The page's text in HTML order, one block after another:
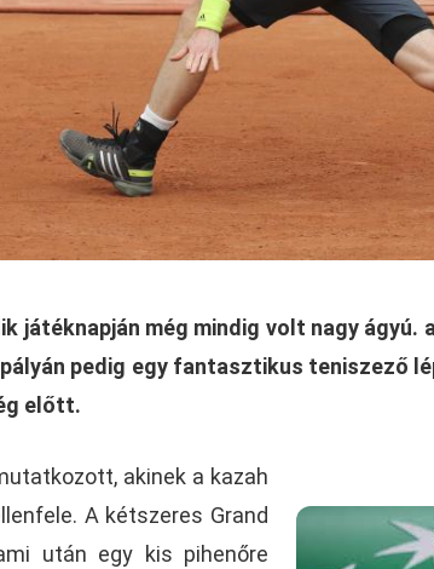
játéknapján még mindig volt nagy ágyú.
pedig egy fantasztikus teniszező
előtt.
akinek a kazah
A kétszeres Grand
után egy kis pihenőre